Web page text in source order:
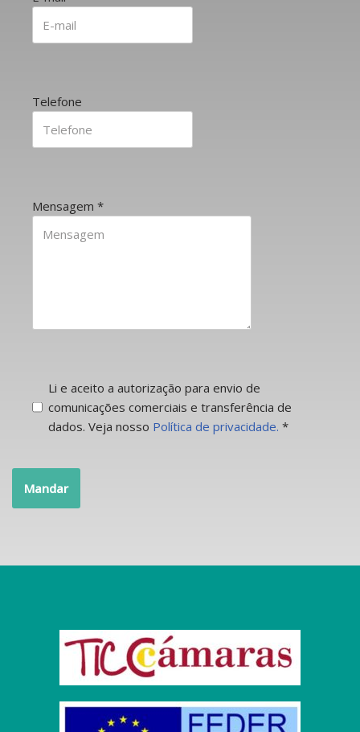
Telefone
Mensagem *
Li e aceito a autorização para envio de
comunicações comerciais e transferência de
dados. Veja nosso Política de privacidade. *
Mandar